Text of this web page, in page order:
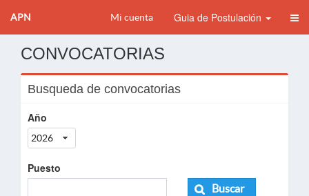
APN Mi cuenta Guia de Postulación
CONVOCATORIAS
Busqueda de convocatorias
Año
2026
Puesto
Buscar